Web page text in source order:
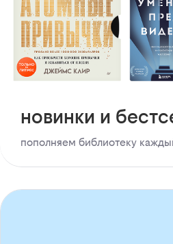
новинки и
пополняем библиотеку